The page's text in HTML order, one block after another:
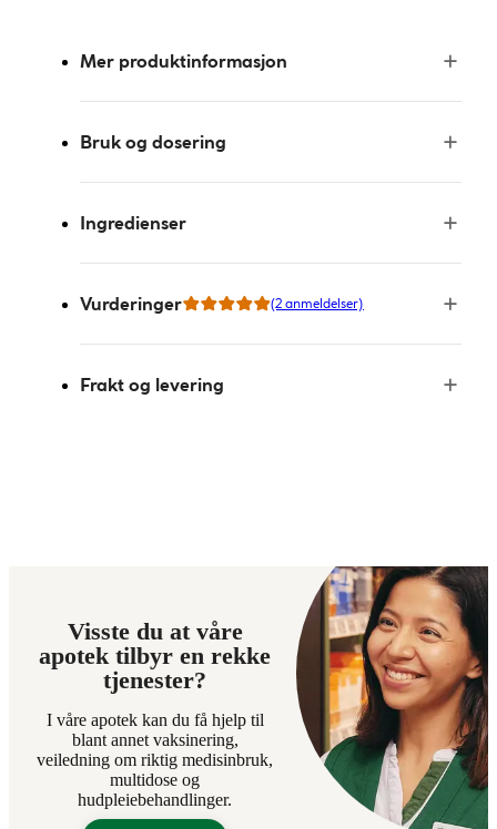
Mer produktinformasjon
Bruk og dosering
Ingredienser
Vurderinger (2 anmeldelser)
Frakt og levering
Visste du at våre
apotek tilbyr en rekke
tjenester?
I våre apotek kan du få hjelp til
blant annet vaksinering,
veiledning om riktig medisinbruk,
multidose og
hudpleiebehandlinger.